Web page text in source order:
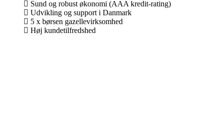
Sund og robust økonomi (AAA kredit-rating)
Udvikling og support i Danmark
5 x børsen gazellevirksomhed
Høj kundetilfredshed